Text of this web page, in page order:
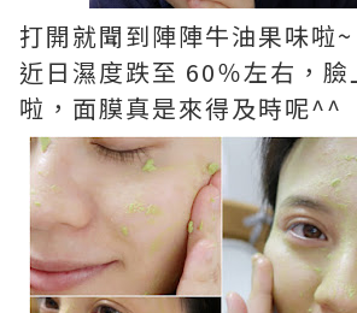
打開就聞到陣陣牛油果味啦~
近日濕度跌至 60％左右，臉
啦，面膜真是來得及時呢^^